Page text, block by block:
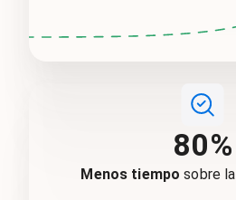
80%
Menos tiempo sobre